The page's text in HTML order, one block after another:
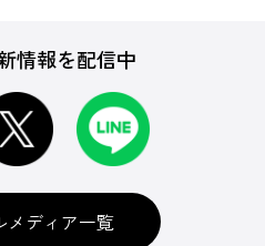
情報を配信中
メディア一覧